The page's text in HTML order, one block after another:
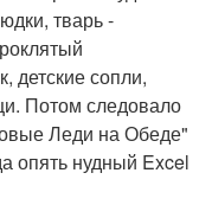
тварь -
детские сопли,
Потом следовало
Леди на Обеде"
опять нудный Excel